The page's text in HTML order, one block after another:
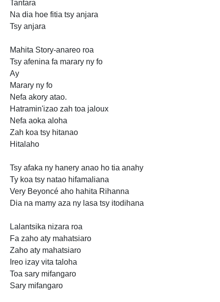
Tantara
Na dia hoe fitia tsy anjara
Tsy anjara
Mahita Story-anareo roa
Tsy afenina fa marary ny fo
Ay
Marary ny fo
Nefa akory atao.
Hatramin'izao zah toa jaloux
Nefa aoka aloha
Zah koa tsy hitanao
Hitalaho
Tsy afaka ny hanery anao ho tia anahy
Ty koa tsy natao hifamaliana
Very Beyoncé aho hahita Rihanna
Dia na mamy aza ny lasa tsy itodihana
Lalantsika nizara roa
Fa zaho aty mahatsiaro
Zaho aty mahatsiaro
Ireo izay vita taloha
Toa sary mifangaro
Sary mifangaro